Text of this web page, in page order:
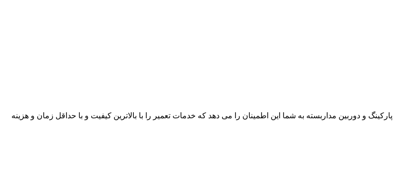
و دوربین مداربسته به شما این اطمینان را می دهد که خدمات تعمیر را با بالاترین کیفیت و با حداقل زمان و هزینه